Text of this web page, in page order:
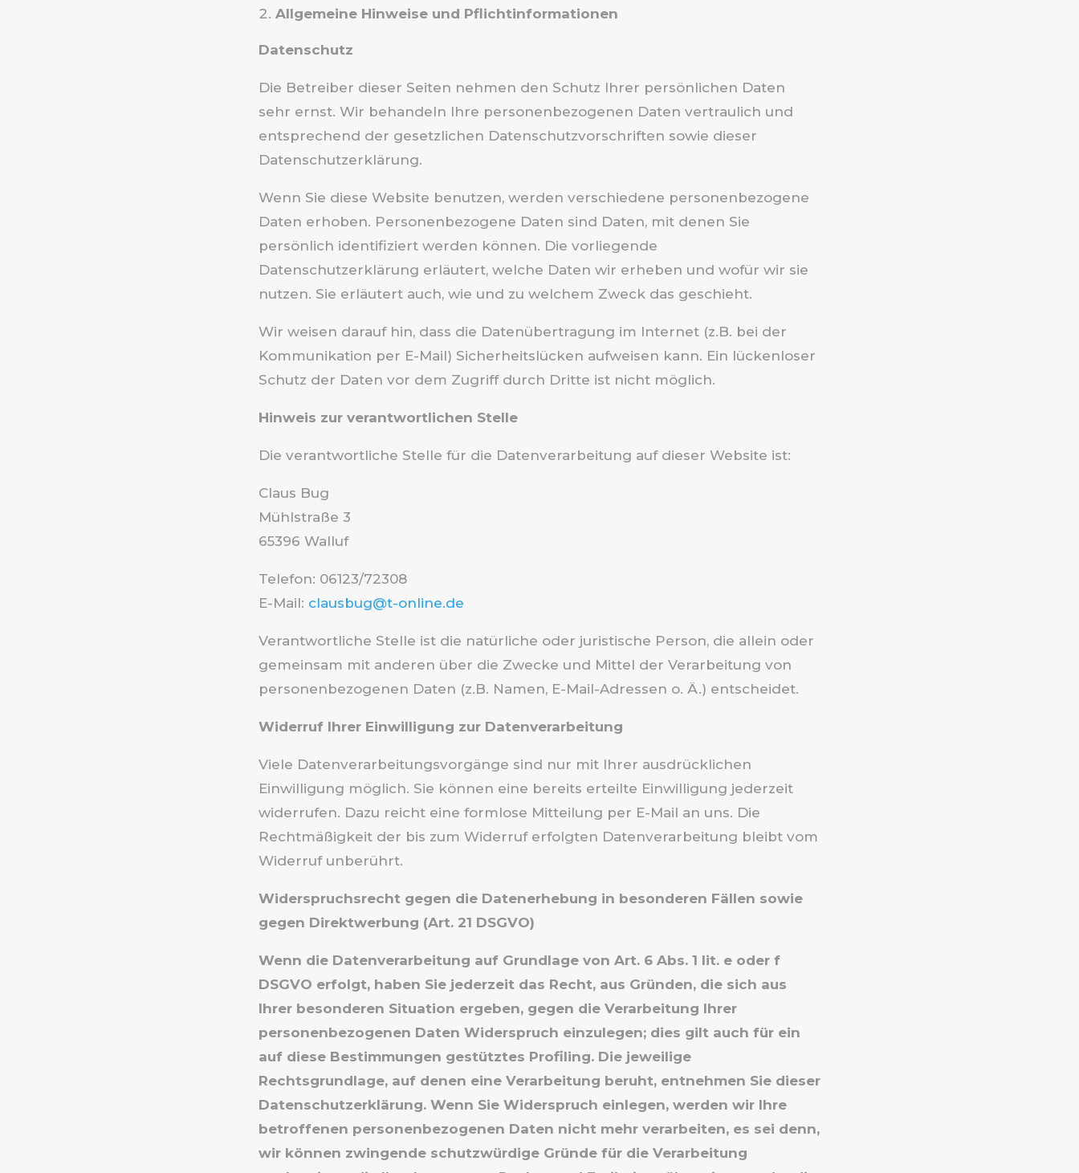
Allgemeine Hinweise und Pflichtinformationen
Datenschutz
Die Betreiber dieser Seiten nehmen den Schutz Ihrer persönlichen Daten
sehr ernst. Wir behandeln Ihre personenbezogenen Daten vertraulich und
entsprechend der gesetzlichen Datenschutzvorschriften sowie dieser
Datenschutzerklärung.
Wenn Sie diese Website benutzen, werden verschiedene personenbezogene
Daten erhoben. Personenbezogene Daten sind Daten, mit denen Sie
persönlich identifiziert werden können. Die vorliegende
Datenschutzerklärung erläutert, welche Daten wir erheben und wofür wir sie
nutzen. Sie erläutert auch, wie und zu welchem Zweck das geschieht.
Wir weisen darauf hin, dass die Datenübertragung im Internet (z.B. bei der
Kommunikation per E-Mail) Sicherheitslücken aufweisen kann. Ein lückenloser
Schutz der Daten vor dem Zugriff durch Dritte ist nicht möglich.
Hinweis zur verantwortlichen Stelle
Die verantwortliche Stelle für die Datenverarbeitung auf dieser Website ist:
Claus Bug
Mühlstraße 3
65396 Walluf
Telefon: 06123/72308
E-Mail: clausbug@t-online.de
Verantwortliche Stelle ist die natürliche oder juristische Person, die allein oder
gemeinsam mit anderen über die Zwecke und Mittel der Verarbeitung von
personenbezogenen Daten (z.B. Namen, E-Mail-Adressen o. Ä.) entscheidet.
Widerruf Ihrer Einwilligung zur Datenverarbeitung
Viele Datenverarbeitungsvorgänge sind nur mit Ihrer ausdrücklichen
Einwilligung möglich. Sie können eine bereits erteilte Einwilligung jederzeit
widerrufen. Dazu reicht eine formlose Mitteilung per E-Mail an uns. Die
Rechtmäßigkeit der bis zum Widerruf erfolgten Datenverarbeitung bleibt vom
Widerruf unberührt.
Widerspruchsrecht gegen die Datenerhebung in besonderen Fällen sowie
gegen Direktwerbung (Art. 21 DSGVO)
Wenn die Datenverarbeitung auf Grundlage von Art. 6 Abs. 1 lit. e oder f
DSGVO erfolgt, haben Sie jederzeit das Recht, aus Gründen, die sich aus
Ihrer besonderen Situation ergeben, gegen die Verarbeitung Ihrer
personenbezogenen Daten Widerspruch einzulegen; dies gilt auch für ein
auf diese Bestimmungen gestütztes Profiling. Die jeweilige
Rechtsgrundlage, auf denen eine Verarbeitung beruht, entnehmen Sie dieser
Datenschutzerklärung. Wenn Sie Widerspruch einlegen, werden wir Ihre
betroffenen personenbezogenen Daten nicht mehr verarbeiten, es sei denn,
wir können zwingende schutzwürdige Gründe für die Verarbeitung